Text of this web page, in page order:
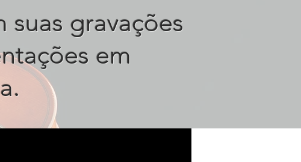
suas gravações
em
.